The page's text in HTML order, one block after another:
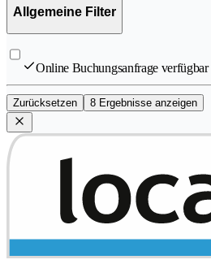
Allgemeine Filter
Online Buchungsanfrage verfügbar
Zurücksetzen 8 Ergebnisse anzeigen